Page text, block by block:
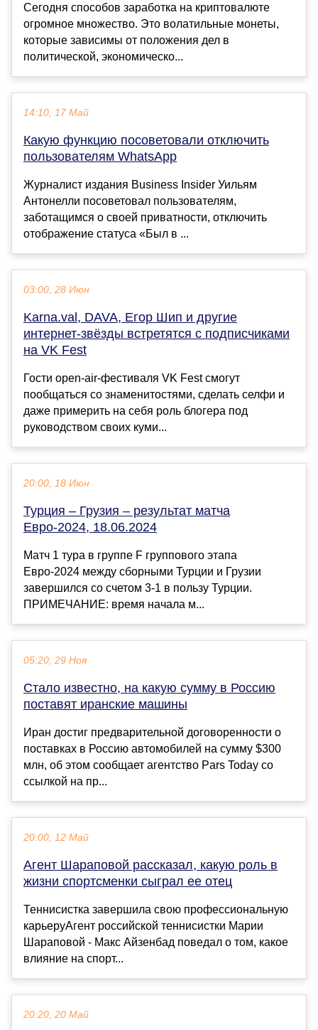
Сегодня способов заработка на криптовалюте
огромное множество. Это волатильные монеты,
которые зависимы от положения дел в
политической, экономическо...
14:10, 17 Май
Какую функцию посоветовали отключить
пользователям WhatsApp
Журналист издания Business Insider Уильям
Антонелли посоветовал пользователям,
заботащимся о своей приватности, отключить
отображение статуса «Был в ...
03:00, 28 Июн
Karna.val, DAVA, Егор Шип и другие
интернет-звёзды встретятся с подписчиками
на VK Fest
Гости open-air-фестиваля VK Fest смогут
пообщаться со знаменитостями, сделать селфи и
даже примерить на себя роль блогера под
руководством своих куми...
20:00, 18 Июн
Турция – Грузия – результат матча
Евро-2024, 18.06.2024
Матч 1 тура в группе F группового этапа
Евро-2024 между сборными Турции и Грузии
завершился со счетом 3-1 в пользу Турции.
ПРИМЕЧАНИЕ: время начала м...
05:20, 29 Ноя
Стало известно, на какую сумму в Россию
поставят иранские машины
Иран достиг предварительной договоренности о
поставках в Россию автомобилей на сумму $300
млн, об этом сообщает агентство Pars Today со
ссылкой на пр...
20:00, 12 Май
Агент Шараповой рассказал, какую роль в
жизни спортсменки сыграл ее отец
Теннисистка завершила свою профессиональную
карьеруАгент российской теннисистки Марии
Шараповой - Макс Айзенбад поведал о том, какое
влияние на спорт...
20:20, 20 Май